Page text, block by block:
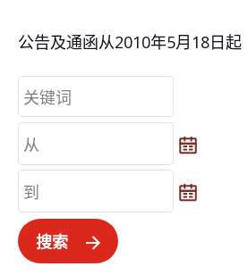
公告及通函从2010年5月18日起
从
从
到
到
搜索